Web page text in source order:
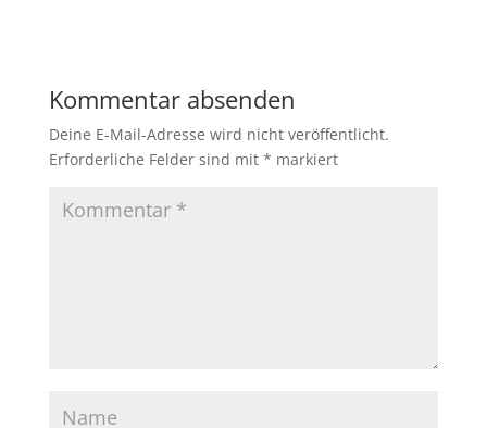
Kommentar absenden
Deine E-Mail-Adresse wird nicht veröffentlicht.
Erforderliche Felder sind mit * markiert